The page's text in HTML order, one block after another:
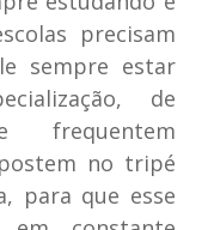
precisam
sempre estar
de
frequentem
no tripé
para que esse